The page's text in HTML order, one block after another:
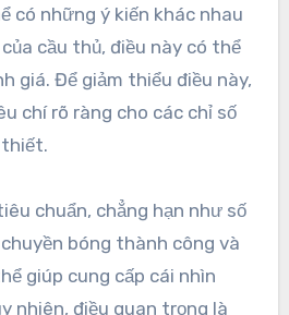
có những ý kiến khác nhau
cầu thủ, điều này có thể
giá. Để giảm thiểu điều này,
chí rõ ràng cho các chỉ số
thiết.
chuẩn, chẳng hạn như số
bóng thành công và
giúp cung cấp cái nhìn
nhiên, điều quan trọng là